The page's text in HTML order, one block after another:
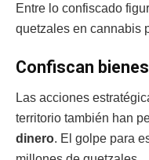
Entre lo confiscado
quetzales en cannabis
Confiscan bienes
Las acciones
territorio también han
dinero. El golpe para